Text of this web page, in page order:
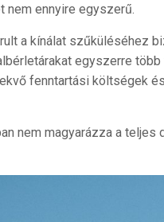
nem ennyire egyszerű.
a kínálat szűküléséhez
egyszerre
fenntartási költségek
nem magyarázza a